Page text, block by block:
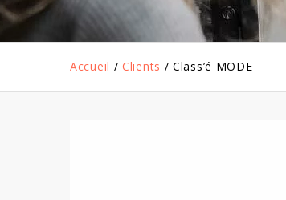
Accueil /Clients /Class’é MODE